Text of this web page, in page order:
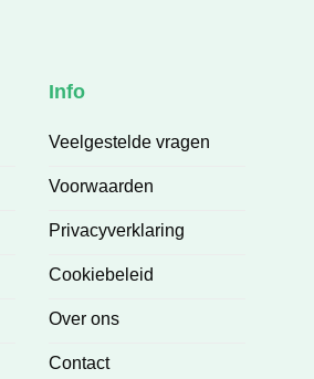
Info
Veelgestelde vragen
Voorwaarden
Privacyverklaring
Cookiebeleid
Over ons
Contact